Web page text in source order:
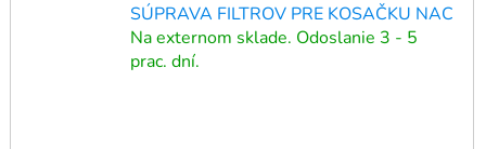
SÚPRAVA FILTROV PRE KOSAČKU NAC
Na externom sklade. Odoslanie 3 - 5
prac. dní.